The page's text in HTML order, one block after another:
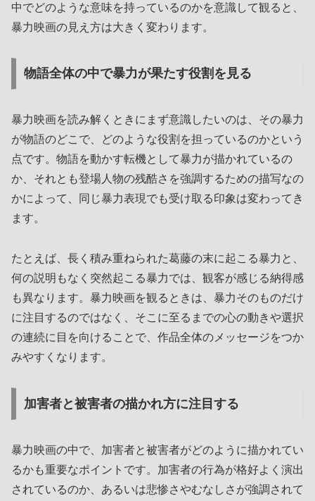
中でどのような意味を持っているのかを意識して観ると、
暴力映画の見え方は大きく変わります。
物語全体の中で暴力が果たす役割を見る
暴力映画を読み解くときにまず意識したいのは、その暴力
が物語のどこで、どのような役割を担っているのかという
点です。物語を動かす転機として暴力が描かれているの
か、それとも登場人物の残酷さを強調するための描写なの
かによって、同じ暴力表現でも受け取る印象は変わってき
ます。
たとえば、長く積み重ねられた葛藤の末に起こる暴力と、
何の説明もなく突然起こる暴力では、観客が感じる納得感
も異なります。暴力映画を観るときは、暴力そのものだけ
に注目するのではなく、そこに至るまでの心の動きや選択
の連続に目を向けることで、作品全体のメッセージをつか
みやすくなります。
加害者と被害者の描かれ方に注目する
暴力映画の中で、加害者と被害者がどのように描かれてい
るかも重要なポイントです。加害者の行為が格好よく演出
されているのか、あるいは悲惨さやむなしさが強調されて